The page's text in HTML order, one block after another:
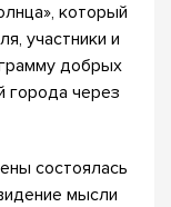
который
участники и
добрых
города через
состоялась
мысли